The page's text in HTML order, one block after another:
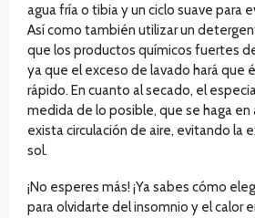
agua fría o tibia y un ciclo suave para
Así como también utilizar un
que los productos químicos fuertes
ya que el exceso de lavado hará que
rápido. En cuanto al secado, el
medida de lo posible, que se haga en
exista circulación de aire, evitando la
sol.
¡No esperes más! ¡Ya sabes cómo
para olvidarte del insomnio y el calor